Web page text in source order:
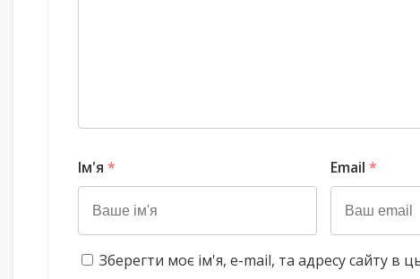
Ім'я * Email *
Зберегти моє ім'я, e-mail, та адресу сайту в